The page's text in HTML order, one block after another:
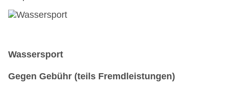
Wassersport
Gegen Gebühr (teils Fremdleistungen)